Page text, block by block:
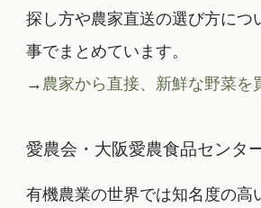
探し方や農家直送の選び方につ
事でまとめています。
→農家から直接、新鮮な野菜を
愛農会・大阪愛農食品センタ
有機農業の世界では知名度の高